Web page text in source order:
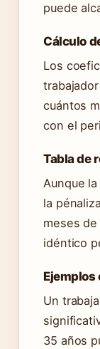
puede
Cálculo
Los
cuántos
con el
Tabla de
Aunque
la
meses
idéntico
Ejemplos
Un
35 años